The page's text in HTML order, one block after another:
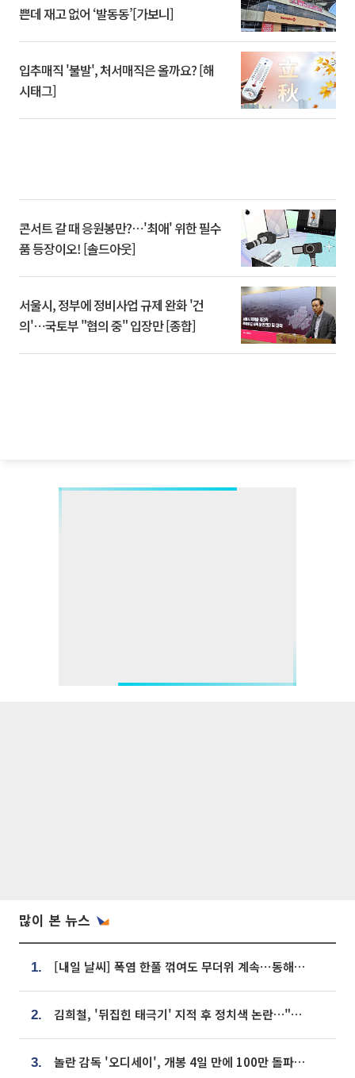
쁜데 재고 없어 ‘발동동’[가보니]
입추매직 '불발', 처서매직은 올까요? [해
시태그]
콘서트 갈 때 응원봉만?⋯'최애' 위한 필수
품 등장이오! [솔드아웃]
서울시, 정부에 정비사업 규제 완화 '건
의'⋯국토부 "협의 중" 입장만 [종합]
많이 본 뉴스
1. [내일 날씨] 폭염 한풀 꺾여도 무더위 계속⋯동해안 이틀 연속 비
2. 김희철, '뒤집힌 태극기' 지적 후 정치색 논란…"좌우 떠나 우리나라 국기"
3. 놀란 감독 '오디세이', 개봉 4일 만에 100만 돌파⋯'왕사남' 보다 빠르다